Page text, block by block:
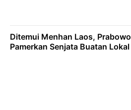
Ditemui Menhan Laos, Prabowo
Pamerkan Senjata Buatan Lokal